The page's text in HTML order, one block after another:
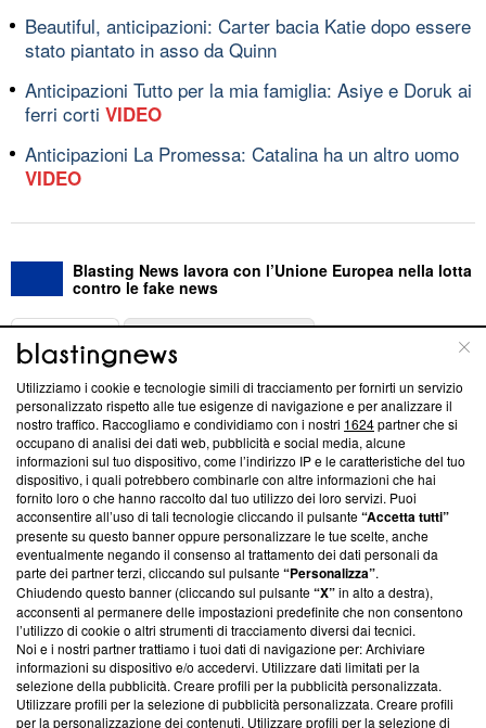
Beautiful, anticipazioni: Carter bacia Katie dopo essere
stato piantato in asso da Quinn
Anticipazioni Tutto per la mia famiglia: Asiye e Doruk ai
ferri corti VIDEO
Anticipazioni La Promessa: Catalina ha un altro uomo
VIDEO
Blasting News lavora con l’Unione Europea nella lotta
contro le fake news
ABOUT
Questa sezione offre informazioni trasparenti su Blasting
News, sui nostri processi editoriali e su come ci impegniamo a
creare news di qualità. Inoltre, afferma la nostra aderenza a
‘Trust Project - News with Integrity’Blasting News non è
ancora membro del programma, ma ha richiesto di farne
parte; Trust Project non ha ancora effettuato una verifica di
conformità agli standard.
Su di noi
Team editoriale
Corporate
Redazione
Utilizziamo i cookie e tecnologie simili di tracciamento per fornirti un servizio
personalizzato rispetto alle tue esigenze di navigazione e per analizzare il
nostro traffico. Raccogliamo e condividiamo con i nostri 1624partner che si
occupano di analisi dei dati web, pubblicità e social media, alcune
informazioni sul tuo dispositivo, come l’indirizzo IP e le caratteristiche del tuo
dispositivo, i quali potrebbero combinarle con altre informazioni che hai
fornito loro o che hanno raccolto dal tuo utilizzo dei loro servizi. Puoi
acconsentire all’uso di tali tecnologie cliccando il pulsante“Accetta tutti”
presente su questo banner oppure personalizzare le tue scelte, anche
eventualmente negando il consenso al trattamento dei dati personali da
parte dei partner terzi, cliccando sul pulsante“Personalizza”.
Chiudendo questo banner (cliccando sul pulsante“X”in alto a destra),
acconsenti al permanere delle impostazioni predefinite che non consentono
l’utilizzo di cookie o altri strumenti di tracciamento diversi dai tecnici.
Noi e i nostri partner trattiamo i tuoi dati di navigazione per: Archiviare
informazioni su dispositivo e/o accedervi. Utilizzare dati limitati per la
selezione della pubblicità. Creare profili per la pubblicità personalizzata.
Utilizzare profili per la selezione di pubblicità personalizzata. Creare profili
per la personalizzazione dei contenuti. Utilizzare profili per la selezione di